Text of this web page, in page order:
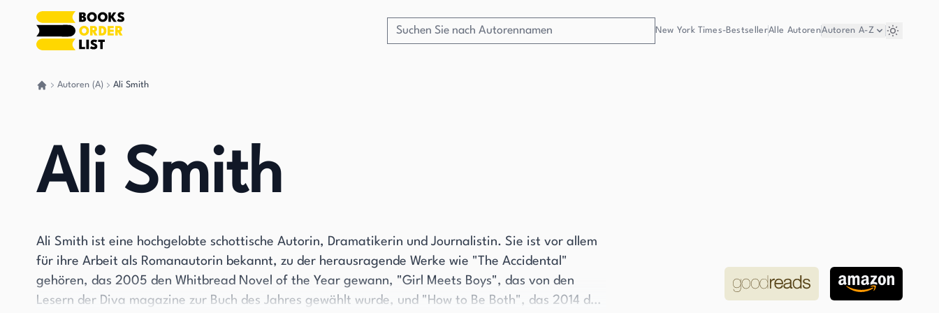
New York Times-BestsellerAlle AutorenAutoren A-Z
Autoren (A) Ali Smith
Ali Smith
Ali Smith ist eine hochgelobte schottische Autorin, Dramatikerin und Journalistin. Sie ist vor allem
für ihre Arbeit als Romanautorin bekannt, zu der herausragende Werke wie "The Accidental"
gehören, das 2005 den Whitbread Novel of the Year gewann, "Girl Meets Boys", das von den
Lesern der Diva magazine zur Buch des Jahres gewählt wurde, und "How to Be Both", das 2014 den